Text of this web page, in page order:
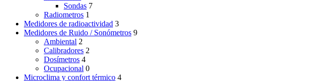
Sondas 7
Radiometros 1
Medidores de radioactividad 3
Medidores de Ruido / Sonómetros 9
Ambiental 2
Calibradores 2
Dosímetros 4
Ocupacional 0
Microclima y confort térmico 4